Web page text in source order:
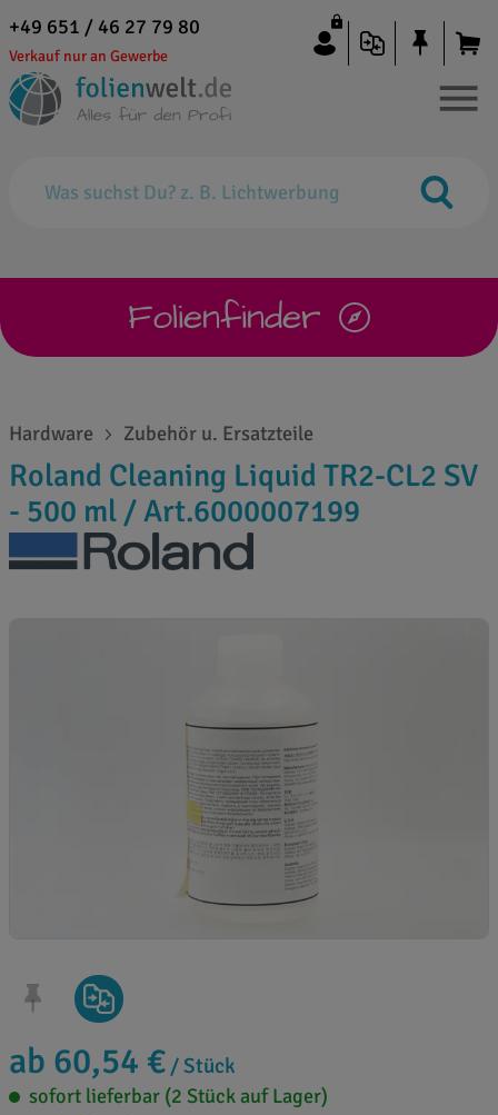
+49 651 / 46 27 79 80
Verkauf nur an Gewerbe
Folienfinder
Hardware Zubehör u. Ersatzteile
Roland Cleaning Liquid TR2-CL2 SV
- 500 ml / Art.6000007199
ab 60,54 € / Stück
sofort lieferbar (2 Stück auf Lager)